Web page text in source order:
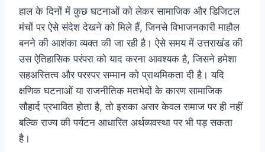
हाल के दिनों में कुछ घटनाओं को लेकर सामाजिक और डिजिटल
मंचों पर ऐसे संदेश देखने को मिले हैं, जिनसे विभाजनकारी माहौल
बनने की आशंका व्यक्त की जा रही है। ऐसे समय में उत्तराखंड की
उस ऐतिहासिक परंपरा को याद करना आवश्यक है, जिसने हमेशा
सहअस्तित्व और परस्पर सम्मान को प्राथमिकता दी है। यदि
क्षणिक घटनाओं या राजनीतिक मतभेदों के कारण सामाजिक
सौहार्द प्रभावित होता है, तो इसका असर केवल समाज पर ही नहीं
बल्कि राज्य की पर्यटन आधारित अर्थव्यवस्था पर भी पड़ सकता
है।